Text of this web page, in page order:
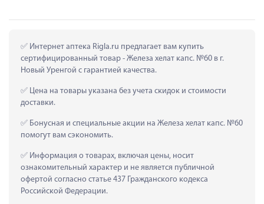
Интернет аптека Rigla.ru предлагает вам купить
сертифицированный товар - Железа хелат капс. №60 в г.
Новый Уренгой с гарантией качества.
Цена на товары указана без учета скидок и стоимости
доставки.
Бонусная и специальные акции на Железа хелат капс. №60
помогут вам сэкономить.
Информация о товарах, включая цены, носит
ознакомительный характер и не является публичной
офертой согласно статье 437 Гражданского кодекса
Российской Федерации.